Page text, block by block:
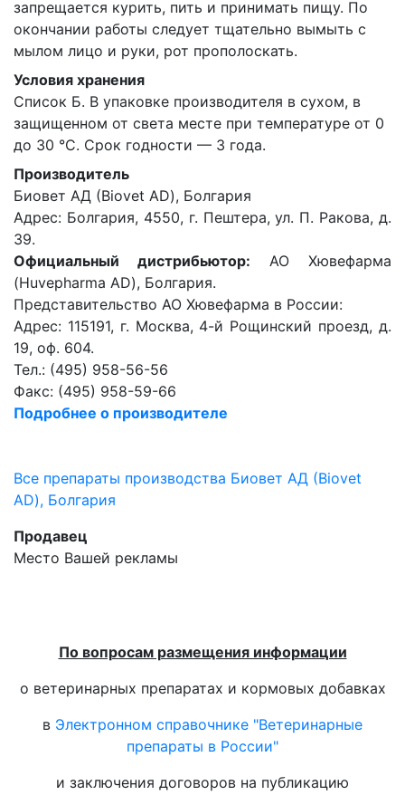
запрещается курить, пить и принимать пищу. По
окончании работы следует тщательно вымыть с
мылом лицо и руки, рот прополоскать.
Условия хранения
Список Б. В упаковке производителя в сухом, в
защищенном от света месте при температуре от 0
до 30 °С. Срок годности — 3 года.
Производитель
Биовет АД (Biovet AD), Болгария
Адрес: Болгария, 4550, г. Пештера, ул. П. Ракова, д.
39.
Официальный дистрибьютор: АО Хювефарма
(Huvepharma AD), Болгария.
Представительство АО Хювефарма в России:
Адрес: 115191, г. Москва, 4-й Рощинский проезд, д.
19, оф. 604.
Тел.: (495) 958-56-56
Факс: (495) 958-59-66
Подробнее о производителе
Все препараты производства Биовет АД (Biovet
AD), Болгария
Продавец
Место Вашей рекламы
По вопросам размещения информации
о ветеринарных препаратах и кормовых добавках
в Электронном справочнике "Ветеринарные
препараты в России"
и заключения договоров на публикацию